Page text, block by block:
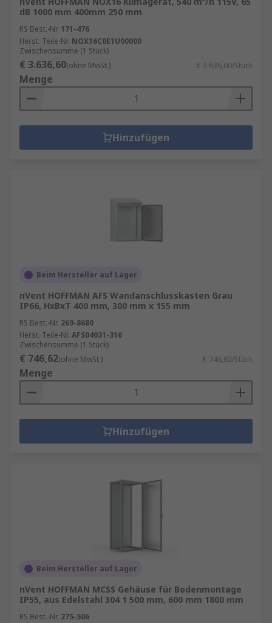
dB 1000 mm 400mm 250 mm
RS Best.-Nr. 171-476
Herst. Teile-Nr. NOX16C0E1U00000
Zwischensumme (1 Stück)
€ 3.636,60(ohne MwSt.) € 3.636,60/Stück
Menge
Hinzufügen
Beim Hersteller auf Lager
nVent HOFFMAN AFS Wandanschlusskasten Grau
IP66, HxBxT 400 mm, 300 mm x 155 mm
RS Best.-Nr. 269-8680
Herst. Teile-Nr. AFS04031-316
Zwischensumme (1 Stück)
€ 746,62(ohne MwSt.) € 746,62/Stück
Menge
Hinzufügen
Beim Hersteller auf Lager
nVent HOFFMAN MCSS Gehäuse für Bodenmontage
IP55, aus Edelstahl 304 1 500 mm, 600 mm 1800 mm
RS Best.-Nr. 275-506